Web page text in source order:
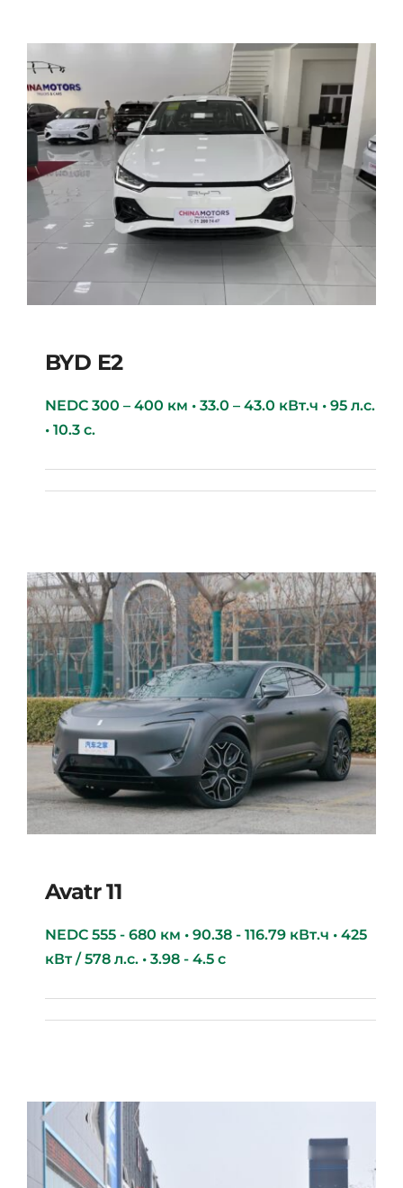
BYD E2
NEDC 300 – 400 км • 33.0 – 43.0 кВт.ч • 95 л.с.
• 10.3 с.
Avatr 11
Avatr 11
NEDC 555 - 680 км • 90.38 - 116.79 кВт.ч • 425
кВт / 578 л.с. • 3.98 - 4.5 с